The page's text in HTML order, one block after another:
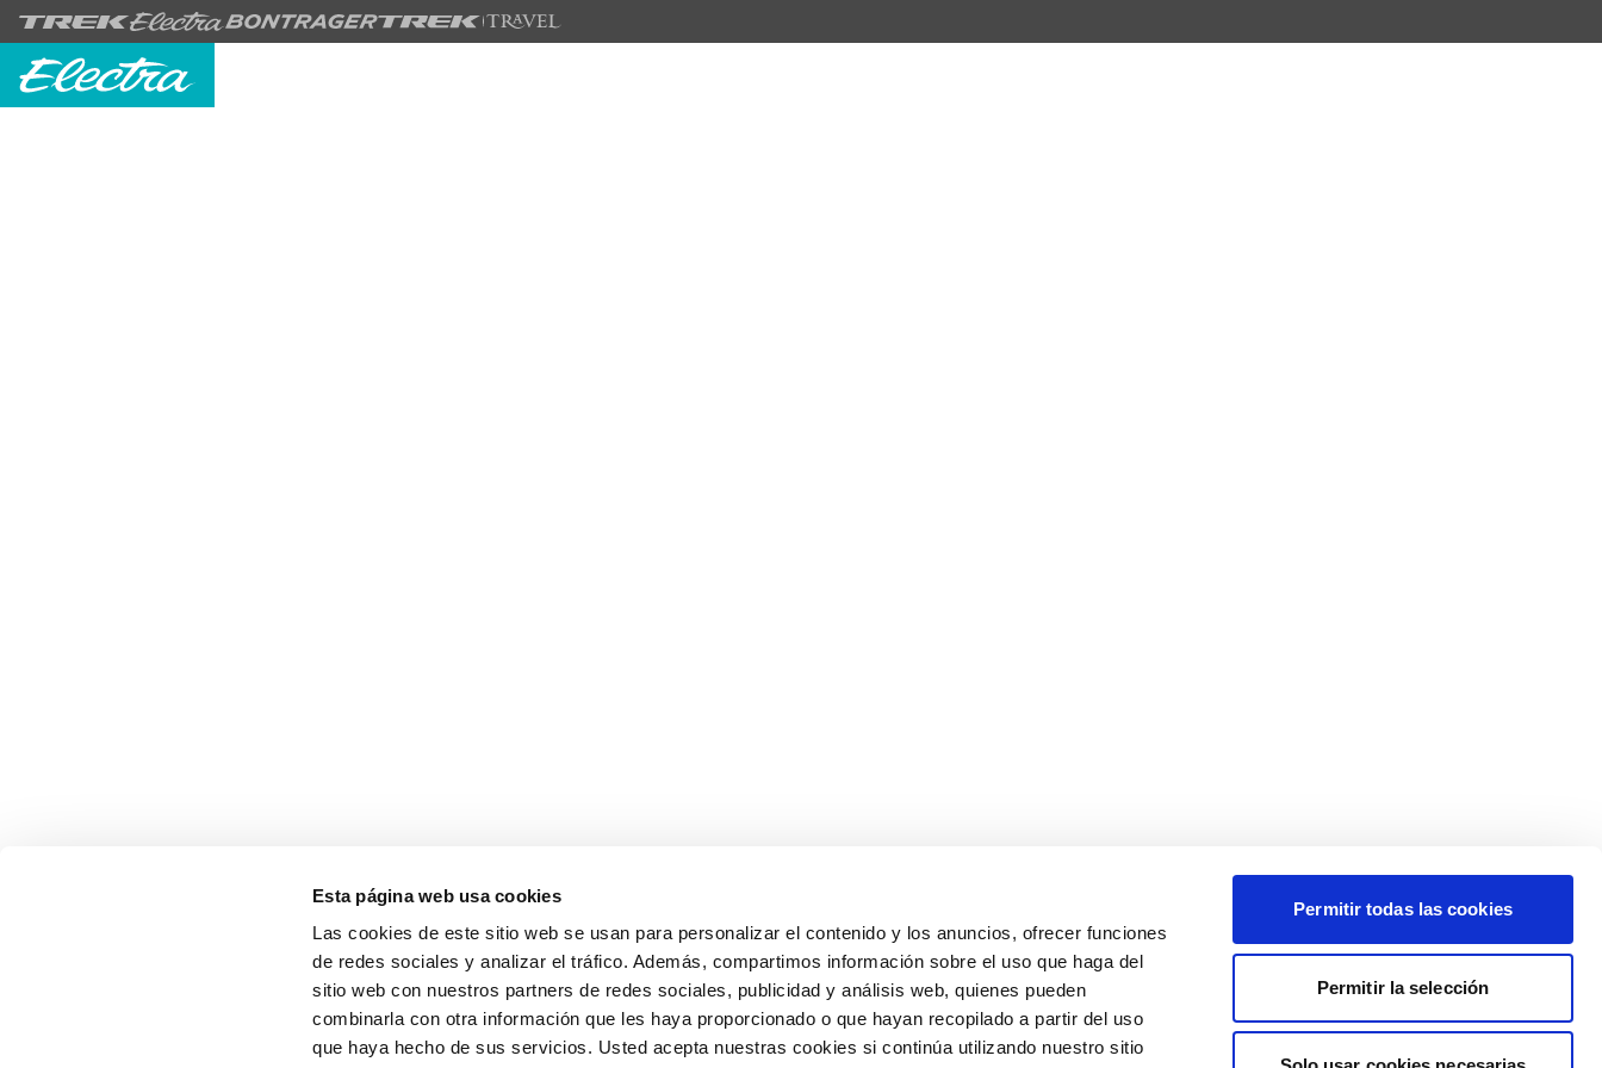
Esta página web usa cookies
Las cookies de este sitio web se usan para personalizar el contenido y los anuncios, ofrecer funciones
de redes sociales y analizar el tráfico. Además, compartimos información sobre el uso que haga del
sitio web con nuestros partners de redes sociales, publicidad y análisis web, quienes pueden
combinarla con otra información que les haya proporcionado o que hayan recopilado a partir del uso
que haya hecho de sus servicios. Usted acepta nuestras cookies si continúa utilizando nuestro sitio
Permitir todas las cookies
Permitir la selección